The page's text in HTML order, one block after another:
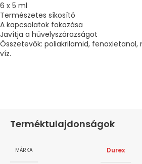
6 x 5 ml
Természetes síkosító
A kapcsolatok fokozása
Javítja a hüvelyszárazságot
Összetevők: poliakrilamid,
víz.
Terméktulajdonságok
MÁRKA Durex